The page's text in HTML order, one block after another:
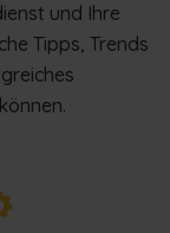
und Ihre
Tipps, Trends